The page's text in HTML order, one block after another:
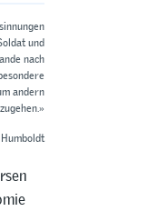
und
nach
andern